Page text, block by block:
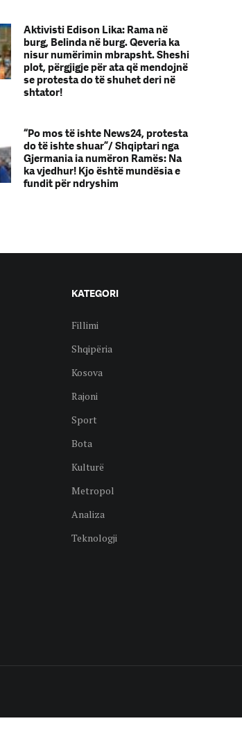
Aktivisti Edison Lika: Rama në
burg, Belinda në burg. Qeveria ka
nisur numërimin mbrapsht. Sheshi
plot, përgjigje për ata që mendojnë
se protesta do të shuhet deri në
shtator!
“Po mos të ishte News24, protesta
do të ishte shuar”/ Shqiptari nga
Gjermania ia numëron Ramës: Na
ka vjedhur! Kjo është mundësia e
fundit për ndryshim
KATEGORI
Fillimi
Shqipëria
Kosova
Rajoni
Sport
Bota
Kulturë
Metropol
Analiza
Teknologji